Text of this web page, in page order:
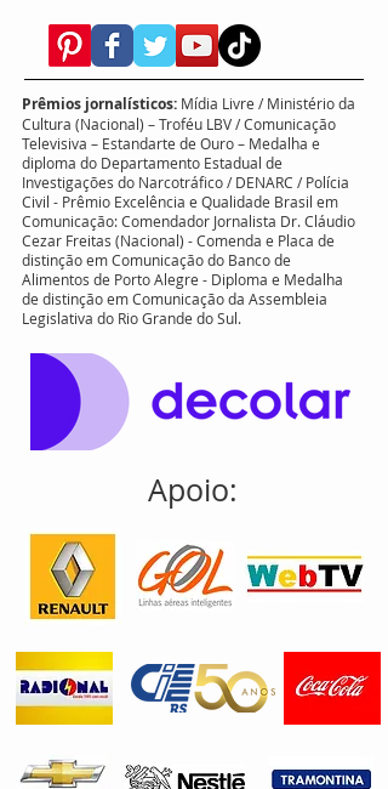
Porto Alegre - Rio Grande do Sul
Bairro Higienópolis |90.520-310
jornalistacezarfreitas@gmail.com
Prêmios jornalísticos:Mídia Livre / Ministério da
Cultura (Nacional) – Troféu LBV / Comunicação
Televisiva – Estandarte de Ouro – Medalha e
diploma do Departamento Estadual de
Investigações do Narcotráfico / DENARC / Polícia
Civil - Prêmio Excelência e Qualidade Brasil em
Comunicação: Comendador Jornalista Dr. Cláudio
distinção em Comunicação do Banco de
Alimentos de Porto Alegre - Diploma e Medalha
de distinção em Comunicação da Assembleia
Legislativa do Rio Grande do Sul.
Apoio: